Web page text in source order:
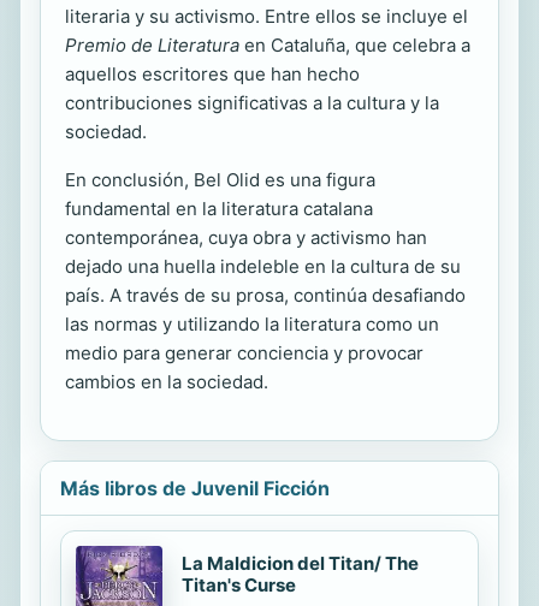
literaria y su activismo. Entre ellos se incluye el
Premio de Literatura en Cataluña, que celebra a
aquellos escritores que han hecho
contribuciones significativas a la cultura y la
sociedad.
En conclusión, Bel Olid es una figura
fundamental en la literatura catalana
contemporánea, cuya obra y activismo han
dejado una huella indeleble en la cultura de su
país. A través de su prosa, continúa desafiando
las normas y utilizando la literatura como un
medio para generar conciencia y provocar
cambios en la sociedad.
Más libros de Juvenil Ficción
La Maldicion del Titan/ The
Titan's Curse